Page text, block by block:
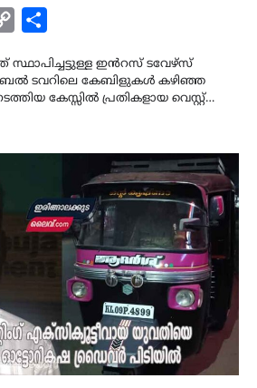
Copy
സ്ഥാപിച്ചട്ടുള്ള ഇൻറസ് ടവേഴ്സ്
ടവറിലെ കേബിളുകൾ കഴിഞ്ഞ
കേസ്സിൽ പ്രതികളായ വെസ്റ്റ്…